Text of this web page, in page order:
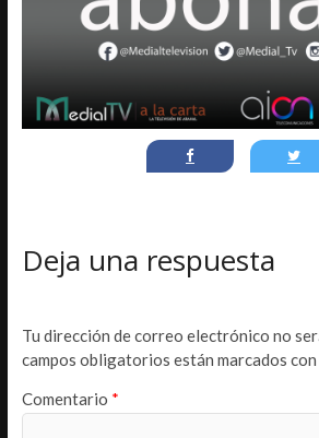
Deja una respuesta
Tu dirección de correo electrónico no
campos obligatorios están marcados con
Comentario *